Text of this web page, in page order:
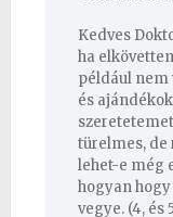
Kedves
ha
például nem
és
türelmes, de
lehet-e még
hogyan
vegye. (4, és